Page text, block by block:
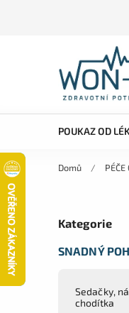
POUKAZ OD
Domů / PÉČE
Kategorie
SNADNÝ
Sedačky,
chodítka